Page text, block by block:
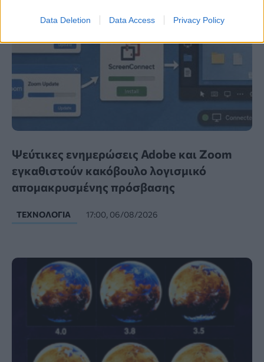
Data Deletion Data Access Privacy Policy
Ψεύτικες ενημερώσεις Adobe και Zoom
εγκαθιστούν κακόβουλο λογισμικό
απομακρυσμένης πρόσβασης
ΤΕΧΝΟΛΟΓΊΑ 17:00, 06/08/2026